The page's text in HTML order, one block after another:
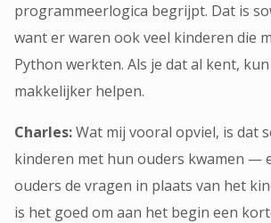
programmeerlogica begrijpt. Dat is
want er waren ook veel kinderen die
Python werkten. Als je dat al kent,
makkelijker helpen.
Charles:Wat mij vooral opviel, is dat
kinderen met hun ouders kwamen —
ouders de vragen in plaats van het
is het goed om aan het begin een